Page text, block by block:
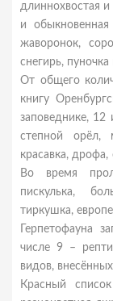
длиннохвостая
и
жаворонок,
снегирь, пуночка
От общего
книгу
заповеднике, 12
степной орёл,
красавка,
Во время
пискулька,
тиркушка,
Герпетофауна
числе 9 –
видов,
Красный